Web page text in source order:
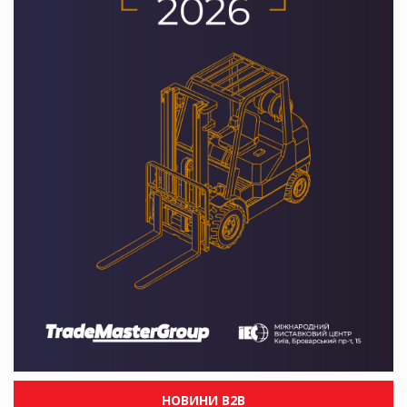
НОВИНИ B2B